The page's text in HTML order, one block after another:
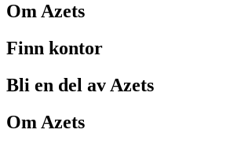
Om Azets
Finn kontor
Bli en del av Azets
Om Azets